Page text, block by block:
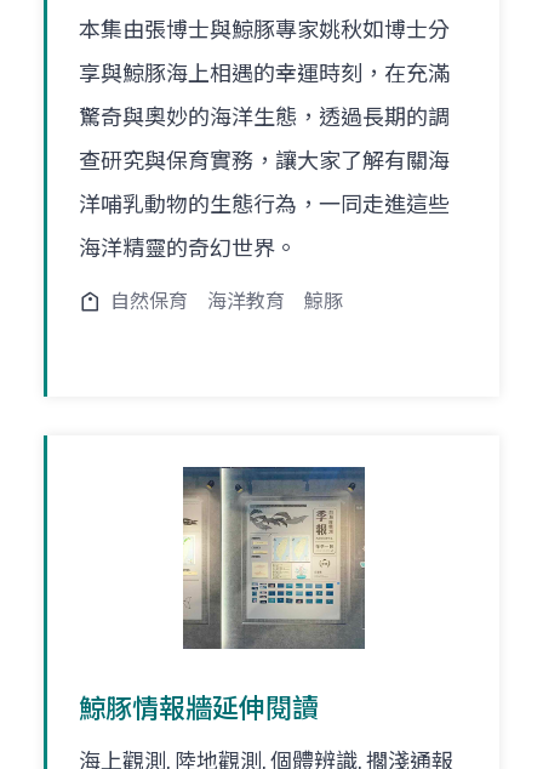
本集由張博士與鯨豚專家姚秋如博士分
享與鯨豚海上相遇的幸運時刻，在充滿
驚奇與奧妙的海洋生態，透過長期的調
查研究與保育實務，讓大家了解有關海
洋哺乳動物的生態行為，一同走進這些
海洋精靈的奇幻世界。
自然保育 海洋教育 鯨豚
鯨豚情報牆延伸閱讀
海上觀測, 陸地觀測, 個體辨識, 擱淺通報